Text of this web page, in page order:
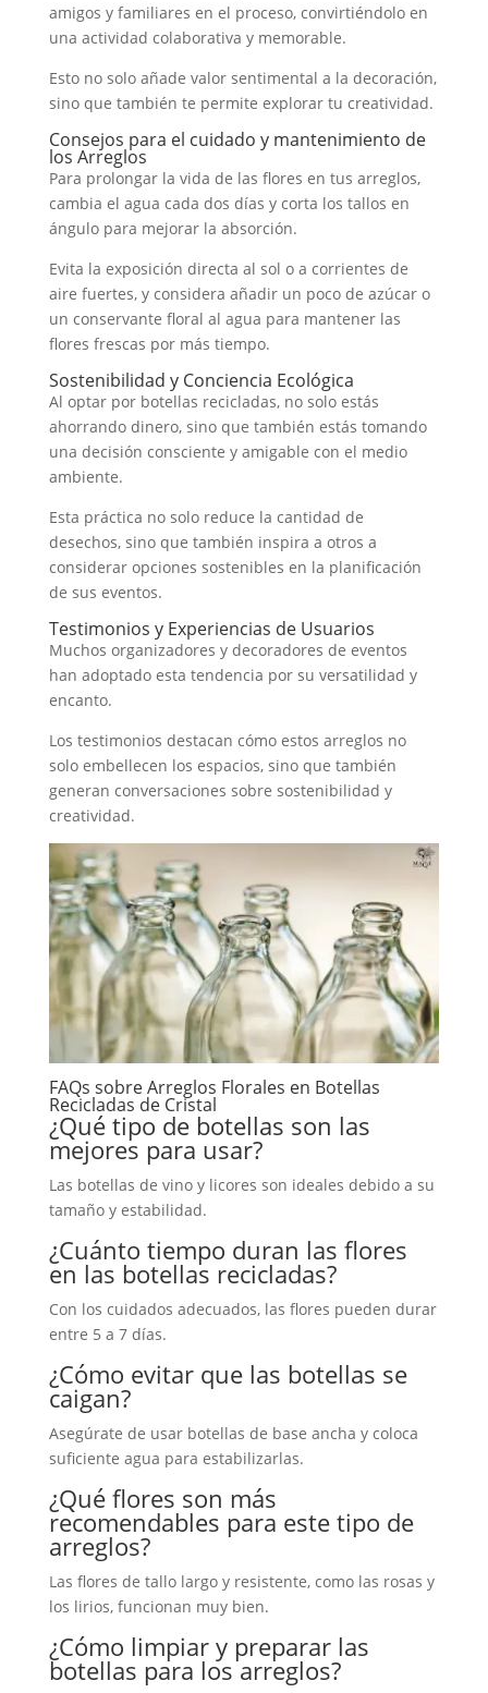
amigos y familiares en el proceso, convirtiéndolo en
una actividad colaborativa y memorable.
Esto no solo añade valor sentimental a la decoración,
sino que también te permite explorar tu creatividad.
Consejos para el cuidado y mantenimiento de
los Arreglos
Para prolongar la vida de las flores en tus arreglos,
cambia el agua cada dos días y corta los tallos en
ángulo para mejorar la absorción.
Evita la exposición directa al sol o a corrientes de
aire fuertes, y considera añadir un poco de azúcar o
un conservante floral al agua para mantener las
flores frescas por más tiempo.
Sostenibilidad y Conciencia Ecológica
Al optar por botellas recicladas, no solo estás
ahorrando dinero, sino que también estás tomando
una decisión consciente y amigable con el medio
ambiente.
Esta práctica no solo reduce la cantidad de
desechos, sino que también inspira a otros a
considerar opciones sostenibles en la planificación
de sus eventos.
Testimonios y Experiencias de Usuarios
Muchos organizadores y decoradores de eventos
han adoptado esta tendencia por su versatilidad y
encanto.
Los testimonios destacan cómo estos arreglos no
solo embellecen los espacios, sino que también
generan conversaciones sobre sostenibilidad y
creatividad.
FAQs sobre Arreglos Florales en Botellas
Recicladas de Cristal
¿Qué tipo de botellas son las
mejores para usar?
Las botellas de vino y licores son ideales debido a su
tamaño y estabilidad.
¿Cuánto tiempo duran las flores
en las botellas recicladas?
Con los cuidados adecuados, las flores pueden durar
entre 5 a 7 días.
¿Cómo evitar que las botellas se
caigan?
Asegúrate de usar botellas de base ancha y coloca
suficiente agua para estabilizarlas.
¿Qué flores son más
recomendables para este tipo de
arreglos?
Las flores de tallo largo y resistente, como las rosas y
los lirios, funcionan muy bien.
¿Cómo limpiar y preparar las
botellas para los arreglos?